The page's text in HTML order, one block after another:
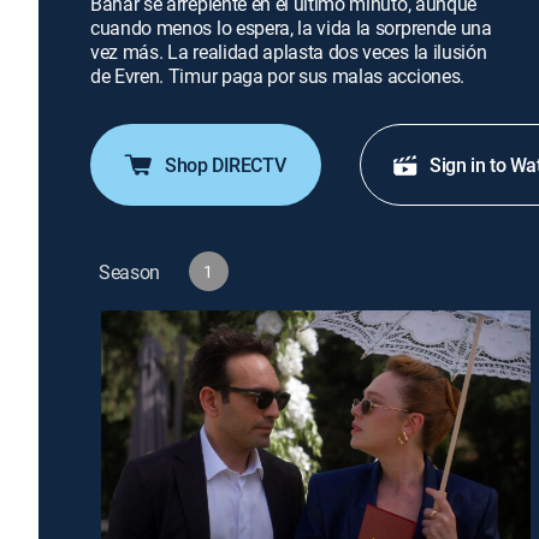
cuando menos lo espera, la vida la sorprende una
vez más. La realidad aplasta dos veces la ilusión
de Evren. Timur paga por sus malas acciones.
Shop DIRECTV Sign in to
Season 1